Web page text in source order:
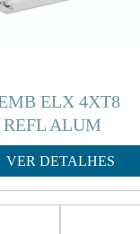
ELX 4XT8
REFL ALUM
VER DETALHES